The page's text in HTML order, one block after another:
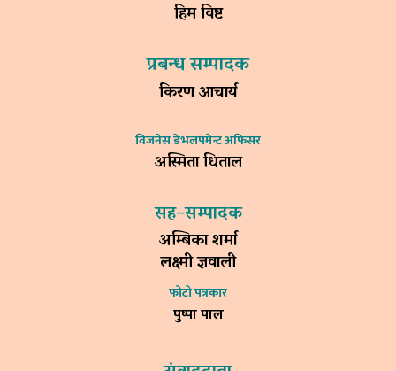
हिम विष्ट
प्रबन्ध सम्पादक
किरण आचार्य
विजनेस डेभलपमेन्ट अफिसर
अस्मिता धिताल
सह–सम्पादक
अम्बिका शर्मा
लक्ष्मी ज्ञवाली
फोटो पत्रकार
पुष्पा पाल